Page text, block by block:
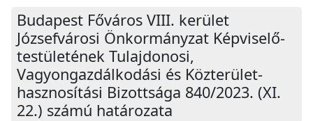
Budapest Főváros VIII. kerület
Józsefvárosi Önkormányzat Képviselő-
testületének Tulajdonosi,
Vagyongazdálkodási és Közterület-
hasznosítási Bizottsága 840/2023. (XI.
22.) számú határozata